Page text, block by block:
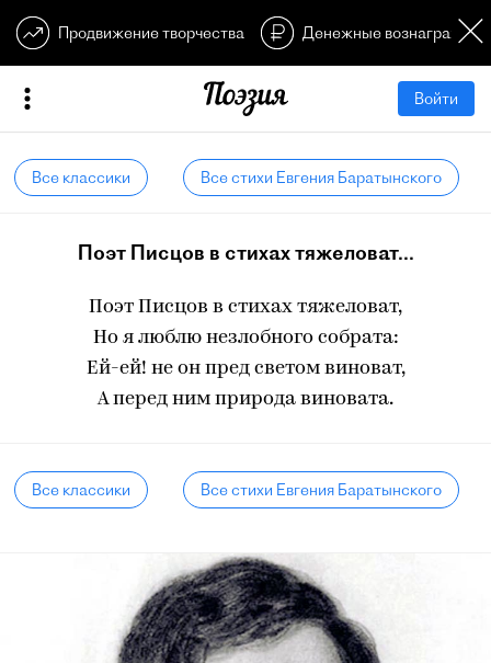
Продвижение творчества Денежные
Войти
Все классики Все стихи Евгения Баратынского
Поэт Писцов в стихах тяжеловат...
Поэт Писцов в стихах тяжеловат,
Но я люблю незлобного собрата:
Ей-ей! не он пред светом виноват,
А перед ним природа виновата.
Все классики Все стихи Евгения Баратынского